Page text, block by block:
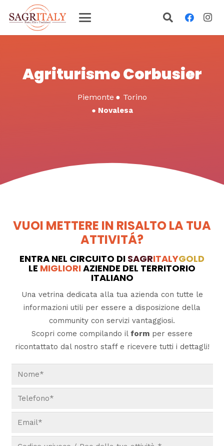
Agriturismo Corbusier
Piemonte ● Torino
● Novalesa
VUOI METTERE IN RISALTO LA TUA
ATTIVITÁ?
ENTRA NEL CIRCUITO DI SAGRITALYGOLD
LE MIGLIORIAZIENDE DEL TERRITORIO
ITALIANO
Una vetrina dedicata alla tua azienda con tutte le
informazioni utili per essere a disposizione della
community con servizi vantaggiosi.
Scopri come compilando il form per essere
ricontattato dal nostro staff e ricevere tutti i dettagli!